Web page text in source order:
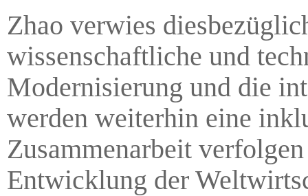
Zhao verwies
wissenschaftliche und
Modernisierung und die
werden weiterhin eine
Zusammenarbeit
Entwicklung der